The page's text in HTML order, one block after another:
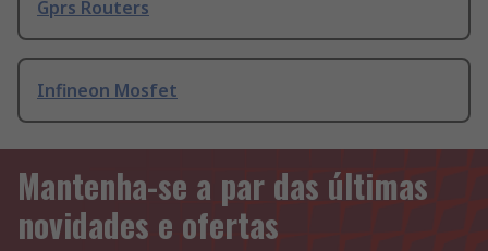
Gprs Routers
Infineon Mosfet
Mantenha-se a par das últimas
novidades e ofertas